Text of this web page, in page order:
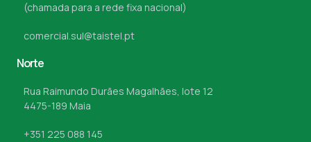
(chamada para a rede fixa nacional)
comercial.sul@taistel.pt
Norte
Rua Raimundo Durães Magalhães, lote 12
4475-189 Maia
+351 225 088 145